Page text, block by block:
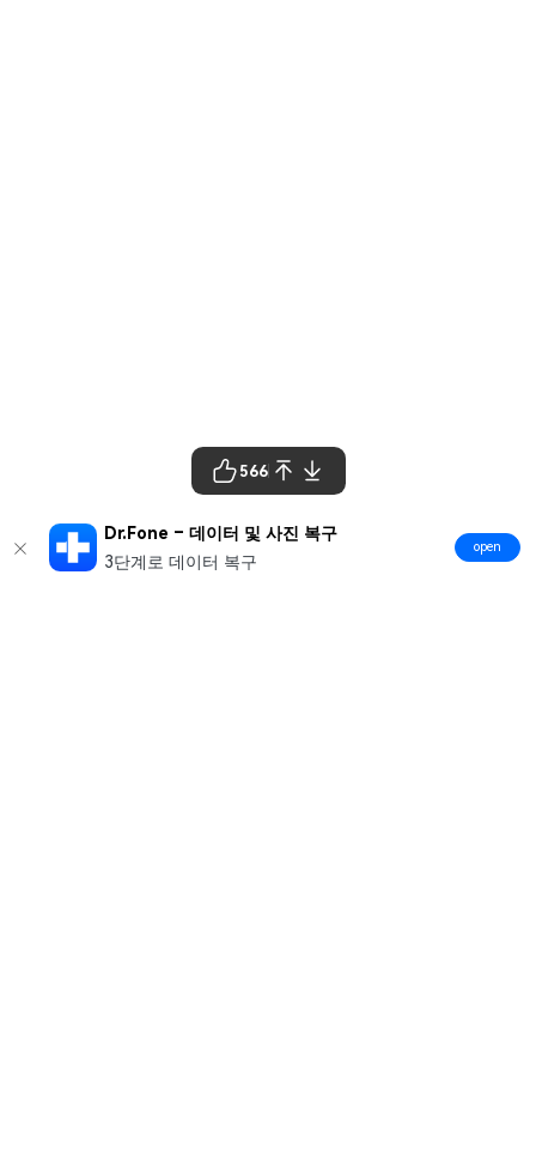
566
Dr.Fone – 데이터 및 사진 복구
3단계로 데이터 복구
open